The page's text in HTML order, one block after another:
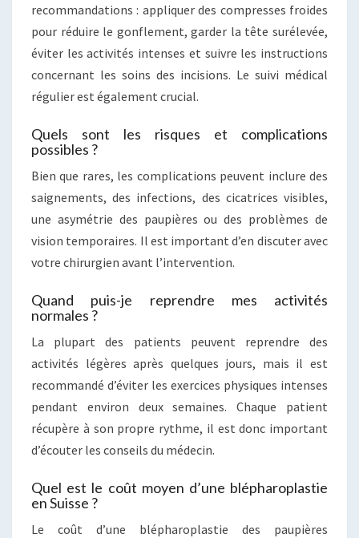
recommandations : appliquer des compresses froides
pour réduire le gonflement, garder la tête surélevée,
éviter les activités intenses et suivre les instructions
concernant les soins des incisions. Le suivi médical
régulier est également crucial.
Quels sont les risques et complications
possibles ?
Bien que rares, les complications peuvent inclure des
saignements, des infections, des cicatrices visibles,
une asymétrie des paupières ou des problèmes de
vision temporaires. Il est important d’en discuter avec
votre chirurgien avant l’intervention.
Quand puis-je reprendre mes activités
normales ?
La plupart des patients peuvent reprendre des
activités légères après quelques jours, mais il est
recommandé d’éviter les exercices physiques intenses
pendant environ deux semaines. Chaque patient
récupère à son propre rythme, il est donc important
d’écouter les conseils du médecin.
Quel est le coût moyen d’une blépharoplastie
en Suisse ?
Le coût d’une blépharoplastie des paupières